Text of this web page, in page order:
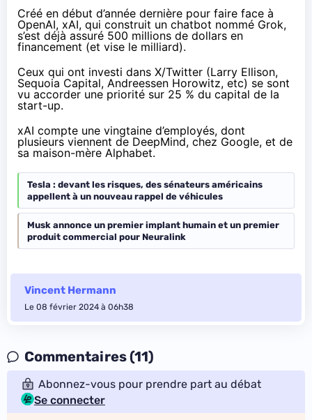
Créé en début d’année dernière pour faire face à
OpenAI, xAI, qui construit un chatbot nommé Grok,
s’est déjà assuré 500 millions de dollars en
financement (et vise le milliard).
Ceux qui ont investi dans X/Twitter (Larry Ellison,
Sequoia Capital, Andreessen Horowitz, etc) se sont
vu accorder une priorité sur 25 % du capital de la
start-up.
xAI compte une vingtaine d’employés, dont
plusieurs viennent de DeepMind, chez Google, et de
sa maison-mère Alphabet.
Tesla : devant les risques, des sénateurs américains
appellent à un nouveau rappel de véhicules
Musk annonce un premier implant humain et un premier
produit commercial pour Neuralink
Vincent Hermann
Le 08 février 2024 à 06h38
Commentaires (11)
Abonnez-vous pour prendre part au débat
Se connecter